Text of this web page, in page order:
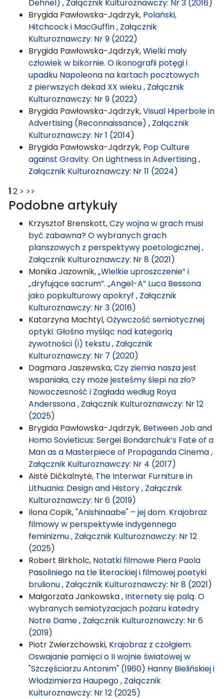
Dehnel) , Załącznik Kulturoznawczy: Nr 3 (2016)
Brygida Pawłowska-Jądrzyk, Polański,
Hitchcock i MacGuffin, Załącznik
Kulturoznawczy: Nr 9 (2022)
Brygida Pawłowska-Jądrzyk,Wielki mały
człowiek w bikornie. O ikonografii potęgi i
upadku Napoleona na kartach pocztowych
z pierwszych dekad XX wieku, Załącznik
Kulturoznawczy: Nr 9 (2022)
Brygida Pawłowska-Jądrzyk,Visual Hiperbole in
Advertising (Reconnaissance) , Załącznik
Kulturoznawczy: Nr 1 (2014)
Brygida Pawłowska-Jądrzyk, Pop Culture
against Gravity. On Lightness in Advertising,
Załącznik Kulturoznawczy: Nr 11 (2024)
12 > >>
Podobne artykuły
Krzysztof Brenskott,Czy wojna w grach musi
być zabawna? O wybranych grach
planszowych z perspektywy poetologicznej,
Załącznik Kulturoznawczy: Nr 8 (2021)
Monika Jazownik,„Wielkie uproszczenie” i
„dryfujące sacrum”. „Angel-A” Luca Bessona
jako popkulturowy apokryf , Załącznik
Kulturoznawczy: Nr 3 (2016)
Katarzyna Machtyl,Ożywczość semiotycznej
optyki. Głośno myśląc nad kategorią
żywotności (i) tekstu, Załącznik
Kulturoznawczy: Nr 7 (2020)
Dagmara Jaszewska,Czy ziemia nasza jest
wspaniała, czy może jesteśmy ślepi na zło?
Nowoczesność i Zagłada według Roya
Anderssona, Załącznik Kulturoznawczy: Nr 12
(2025)
Brygida Pawłowska-Jądrzyk, Between Job and
Homo Sovieticus: Sergei Bondarchuk’s Fate of a
Man as a Masterpiece of Propaganda Cinema,
Załącznik Kulturoznawczy: Nr 4 (2017)
Aistė Dičkalnytė, The Interwar Furniture in
Lithuania: Design and History, Załącznik
Kulturoznawczy: Nr 6 (2019)
Ilona Copik,"Anishinaabe" – jej dom. Krajobraz
filmowy w perspektywie indygennego
feminizmu, Załącznik Kulturoznawczy: Nr 12
(2025)
Robert Birkholc, Notatki filmowe Piera Paola
Pasoliniego na tle literackiej i filmowej poetyki
brulionu, Załącznik Kulturoznawczy: Nr 8 (2021)
Małgorzata Jankowska , Internety się palą. O
wybranych semiotyzacjach pożaru katedry
Notre Dame, Załącznik Kulturoznawczy: Nr 6
(2019)
Piotr Zwierzchowski, Krajobraz z czołgiem.
Oswajanie pamięci o II wojnie światowej w
"Szczęściarzu Antonim" (1960) Hanny Bielińskiej i
Włodzimierza Haupego, Załącznik
Kulturoznawczy: Nr 12 (2025)